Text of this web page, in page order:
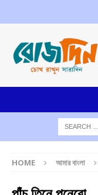
HOME আমার বাংলা